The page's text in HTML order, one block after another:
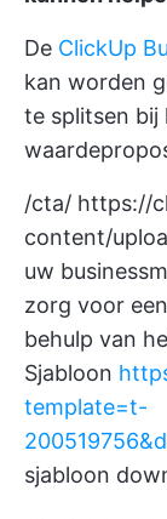
De ClickUp
kan worden
te splitsen bij
/cta/ https://
content/
uw
zorg voor
behulp van
Sjabloon
template=t-
sjabloon